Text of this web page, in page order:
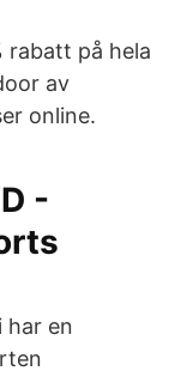
rabatt på hela
av
online.
-
har en